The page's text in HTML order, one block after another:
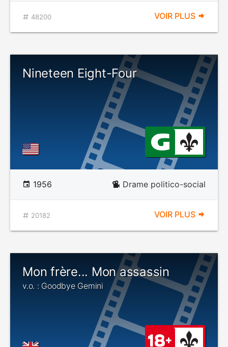
48200 VOIR PLUS
Nineteen Eight-Four
1956 Drame politico-social
20182 VOIR PLUS
Mon frère... Mon assassin
v.o. : Goodbye Gemini